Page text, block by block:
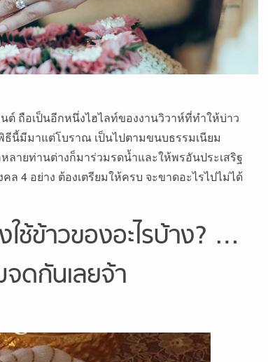
ถือเป็นอีกหนึ่งไฮไลท์ของงานวิวาห์ที่ทำให้บ่าว
นี้มีมาแต่โบราณ เป็นไปตามขนบธรรมเนียม
ายท่านต่างก็มาร่วมรดน้ำและให้พรอันประเสริฐ
4 อย่าง ต้องเตรียมให้ครบ จะขาดอะไรไปไม่ได้
ช้ข้าวของอะไรบ้าง? …
จดกันเลยจ้า